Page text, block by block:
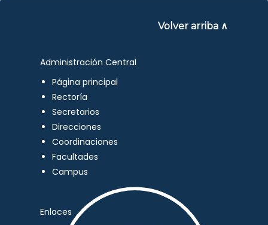
Volver arriba ∧
Administración Central
Página principal
Rectoría
Secretarios
Direcciones
Coordinaciones
Facultades
Campus
Enlaces